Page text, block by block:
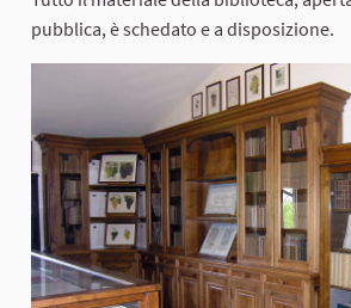
pubblica, è schedato e a disposizione.